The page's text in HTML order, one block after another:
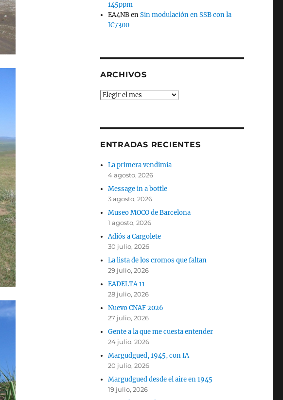
145ppm
EA4NBenSin modulación en SSB con la
IC7300
ARCHIVOS
Archivos
ENTRADAS RECIENTES
La primera vendimia
4 agosto, 2026
Message in a bottle
3 agosto, 2026
Museo MOCO de Barcelona
1 agosto, 2026
Adiós a Cargolete
30 julio, 2026
La lista de los cromos que faltan
29 julio, 2026
EADELTA 11
28 julio, 2026
Nuevo CNAF 2026
27 julio, 2026
Gente a la que me cuesta entender
24 julio, 2026
Margudgued, 1945, con IA
20 julio, 2026
Margudgued desde el aire en 1945
19 julio, 2026